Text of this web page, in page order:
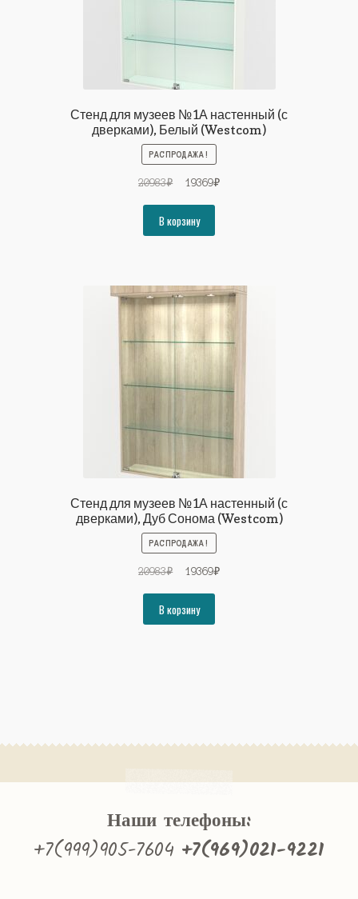
Стенд для музеев №1А настенный (с
дверками), Белый (Westcom)
РАСПРОДАЖА!
20983₽
Первоначальная
составляла
20983₽.
19369₽Текущая
В корзину
Стенд для музеев №1А настенный (с
дверками), Дуб Сонома (Westcom)
РАСПРОДАЖА!
20983₽
Первоначальная
составляла
20983₽.
19369₽Текущая
В корзину
Наши телефоны:
+7(999)905-7604 +7(969)021-9221